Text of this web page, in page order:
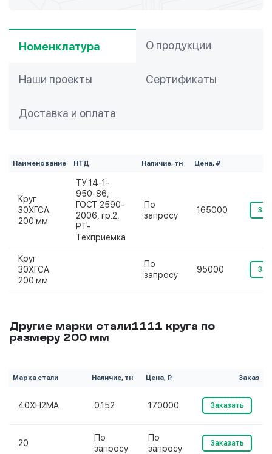
Номенклатура О продукции
Наши проекты Сертификаты
Доставка и оплата
Наименование НТД Наличие, тн Цена, ₽
Круг
30ХГСА
200 мм
ТУ 14-1-
950-86,
ГОСТ 2590-
2006, гр.2,
РТ-
Техприемка
По
запросу
165000
Круг
30ХГСА
200 мм
По
запросу
95000
Другие марки стали1111 круга по
размеру 200 мм
Марка стали Наличие, тн Цена, ₽ Заказ
40ХН2МА 0.152 170000 Заказать
20
По
запросу
По
запросу
Заказать